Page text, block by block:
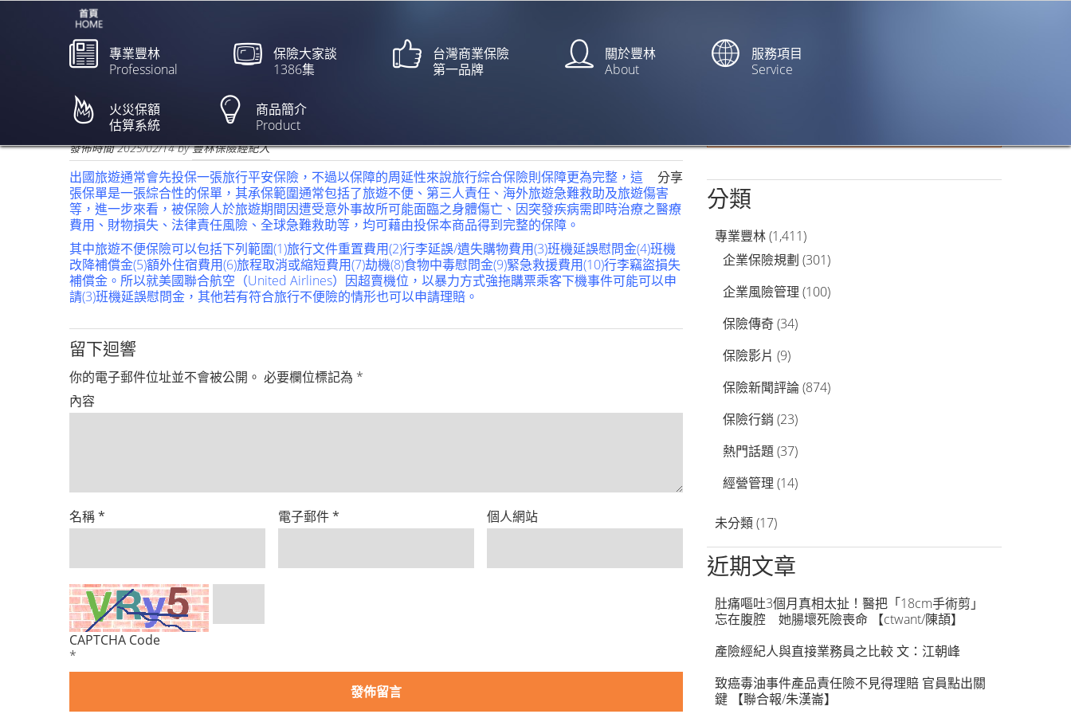
專業豐林
Professional
保險大家談
1386集
台灣商業保險
第一品牌
關於豐林
About
服務項目
Service
火災保額
估算系統
商品簡介
Product
欲閱讀全文請點上列新聞標題
發佈時間2025/02/14by豐林保險經紀人
分享
出國旅遊通常會先投保一張旅行平安保險，不過以保障的周延性來說旅行綜合保險則保障更為完整，這
張保單是一張綜合性的保單，其承保範圍通常包括了旅遊不便、第三人責任、海外旅遊急難救助及旅遊傷害
等，進一步來看，被保險人於旅遊期間因遭受意外事故所可能面臨之身體傷亡、因突發疾病需即時治療之醫療
費用、財物損失、法律責任風險、全球急難救助等，均可藉由投保本商品得到完整的保障。
其中旅遊不便保險可以包括下列範圍(1)旅行文件重置費用(2)行李延誤/遺失購物費用(3)班機延誤慰問金(4)班機
改降補償金(5)額外住宿費用(6)旅程取消或縮短費用(7)劫機(8)食物中毒慰問金(9)緊急救援費用(10)行李竊盜損失
補償金。所以就美國聯合航空（United Airlines）因超賣機位，以暴力方式強拖購票乘客下機事件可能可以申
請(3)班機延誤慰問金，其他若有符合旅行不便險的情形也可以申請理賠。
留下迴響
你的電子郵件位址並不會被公開。 必要欄位標記為 *
內容
名稱* 電子郵件* 個人網站
CAPTCHA Code
*
分類
專業豐林(1,411)
企業保險規劃 (301)
企業風險管理 (100)
保險傳奇(34)
保險影片 (9)
保險新聞評論(874)
保險行銷 (23)
熱門話題(37)
經營管理 (14)
未分類(17)
近期文章
肚痛嘔吐3個月真相太扯！醫把「18cm手術剪」
忘在腹腔 她腸壞死險喪命 【ctwant/陳頡】
產險經紀人與直接業務員之比較 文：江朝峰
致癌毒油事件產品責任險不見得理賠 官員點出關
鍵 【聯合報/朱漢崙】